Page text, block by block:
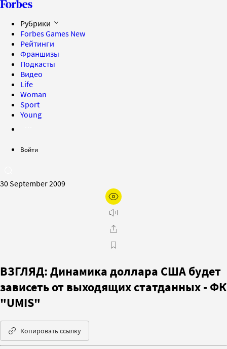
Рубрики
Forbes Games New
Рейтинги
Франшизы
Подкасты
Видео
Life
Woman
Sport
Young
Войти
30 September 2009
ВЗГЛЯД: Динамика доллара США будет
зависеть от выходящих статданных - ФК
"UMIS"
Копировать ссылку